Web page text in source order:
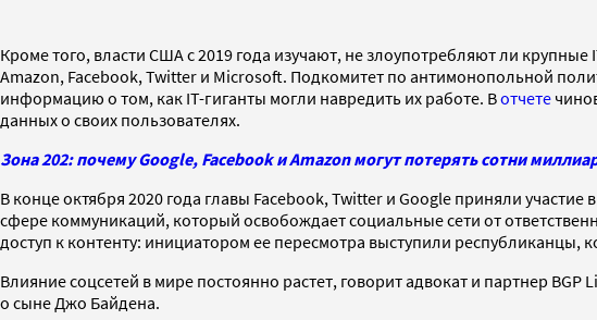
Кроме того, власти США с 2019 года изучают, не злоупотребляют ли
Amazon, Facebook, Twitter и Microsoft. Подкомитет по антимонопольной
информацию о том, как IT-гиганты могли навредить их работе. Вотчете
данных о своих пользователях.
Зона 202: почему Google, Facebook и Amazon могут потерять сотни
В конце октября 2020 года главы Facebook, Twitter и Google приняли участие в
сфере коммуникаций, который освобождает социальные сети от
доступ к контенту: инициатором ее пересмотра выступили
Влияние соцсетей в мире постоянно растет, говорит адвокат и партнер
о сыне Джо Байдена.